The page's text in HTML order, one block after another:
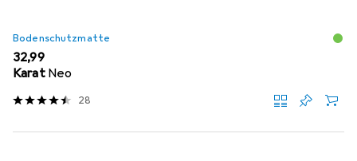
Bodenschutzmatte
EUR
32,99
Karat Neo
28